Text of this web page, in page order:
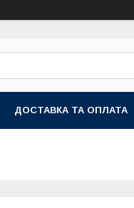
ДОСТАВКА ТА ОПЛАТА